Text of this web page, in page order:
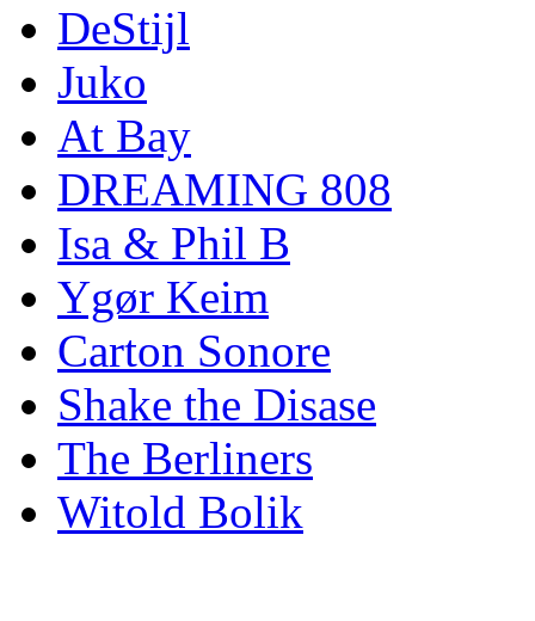
DeStijl
Juko
At Bay
DREAMING 808
Isa & Phil B
Ygør Keim
Carton Sonore
Shake the Disase
The Berliners
Witold Bolik